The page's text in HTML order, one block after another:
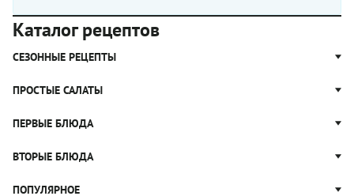
Каталог рецептов
СЕЗОННЫЕ РЕЦЕПТЫ
Рецепты из капусты
Рецепты с грибами
Яблочные пироги
ПРОСТЫЕ САЛАТЫ
Простые салаты
Салат Цезарь
Салат Нисуаз
ПЕРВЫЕ БЛЮДА
Щи
ВТОРЫЕ БЛЮДА
Котлеты
ПОПУЛЯРНОЕ